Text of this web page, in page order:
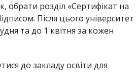
обрати розділ «Сертифікат на
Після цього університет
та до 1 квітня за кожен
до закладу освіти для